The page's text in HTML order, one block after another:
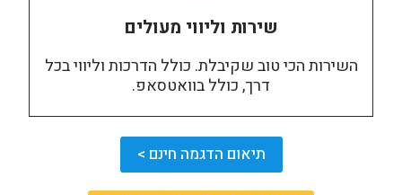
שירות וליווי מעולים
השירות הכי טוב שקיבלת. כולל הדרכות וליווי בכל
דרך, כולל בוואטסאפ.
תיאום הדגמה חינם >